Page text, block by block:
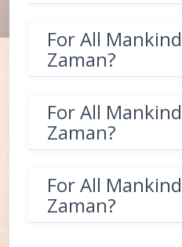
For All Mankind
Zaman?
For All Mankind
Zaman?
For All Mankind
Zaman?